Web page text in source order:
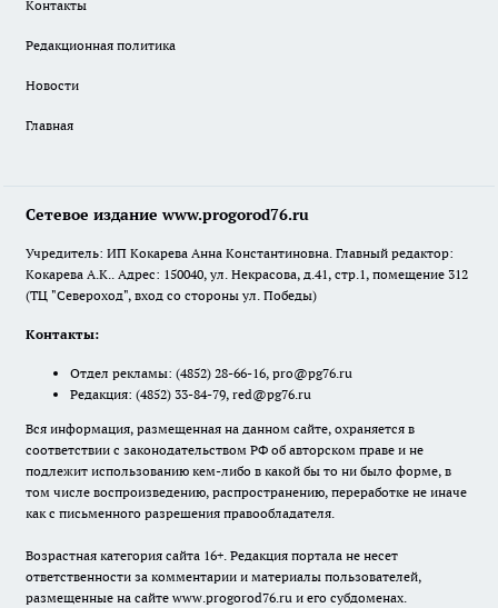
Контакты
Редакционная политика
Новости
Главная
Сетевое издание www.progorod76.ru
Учредитель: ИП Кокарева Анна Константиновна. Главный редактор:
Кокарева А.К.. Адрес: 150040, ул. Некрасова, д.41, стр.1, помещение 312
(ТЦ "Североход", вход со стороны ул. Победы)
Контакты:
Отдел рекламы: (4852) 28-66-16, pro@pg76.ru
Редакция: (4852) 33-84-79, red@pg76.ru
Вся информация, размещенная на данном сайте, охраняется в
соответствии с законодательством РФ об авторском праве и не
подлежит использованию кем-либо в какой бы то ни было форме, в
том числе воспроизведению, распространению, переработке не иначе
как с письменного разрешения правообладателя.
Возрастная категория сайта 16+. Редакция портала не несет
ответственности за комментарии и материалы пользователей,
размещенные на сайте www.progorod76.ru и его субдоменах.